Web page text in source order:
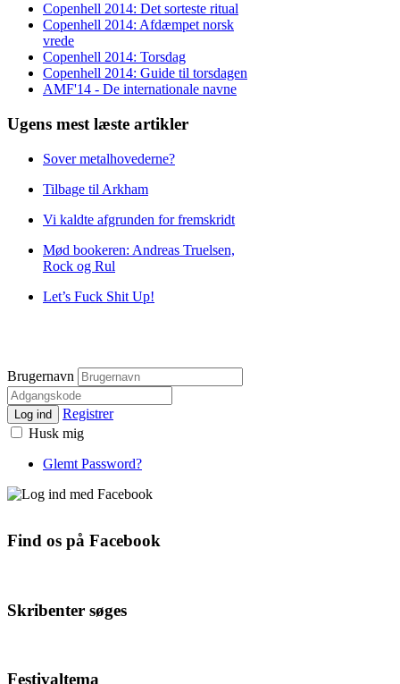
Copenhell 2014: Det sorteste ritual
Copenhell 2014: Afdæmpet norsk
vrede
Copenhell 2014: Torsdag
Copenhell 2014: Guide til torsdagen
AMF'14 - De internationale navne
Ugens mest læste artikler
Sover metalhovederne?
Tilbage til Arkham
Vi kaldte afgrunden for fremskridt
Mød bookeren: Andreas Truelsen,
Rock og Rul
Let’s Fuck Shit Up!
Brugernavn
Log ind
Registrer
Husk mig
Glemt Password?
Find os på Facebook
Skribenter søges
Festivaltema